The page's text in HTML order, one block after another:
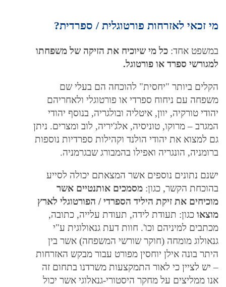
מי זכאי לאזרחות פורטוגלית / ספרדית?
במשפט אחד: כל מי שיוכיח את הזיקה של משפחתו
למגורשי ספרד או פורטוגל.
הקלים ביותר "יחסית" להוכחה הם בעלי שם
משפחה עם ניחוח ספרדי או פורטוגלי ולאחריהם
יהודי טורקיה, יוון, איטליה ובולגריה, בנוסף יהודי
המגרב – מרוקו, טוניסיה, אלג'יריה, לוב ומצרים. ניתן
גם למצוא את יהודי הולנד וקהילות ספרדיות נוספות
ברומניה, הונגריה ואפילו בהמבורג שבגרמניה.
ישנם נתונים נוספים אשר המצאתם יכולה לסייע
בהוכחת הקשר, כגון: מסמכים אותנטיים אשר
מוכיחים את זיקת היליד הספרדי / הפורטוגלי לארץ
מוצאו כגון: תעודת לידה, תעודת עלייה, כתובה,
מכתבים למיניהם וכו'. חוות דעת גנאולוגית ע"י
גנאולוג מומחה (חוקר שורשי המשפחה) אשר בין
היתר בונה אילן יוחסין מפורט עבור מבקש האזרחות
– יש לציין כי לאור התמקצעות משרדנו בתחום זה
אנו ממליצים על מחקר היסטורי-גנאלוגי אשר יכול